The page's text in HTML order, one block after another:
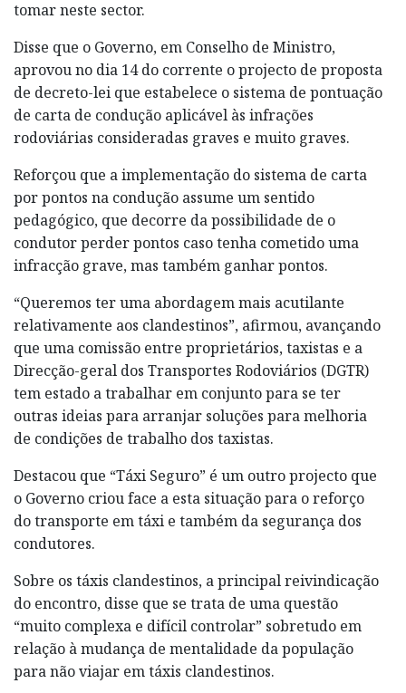
tomar neste sector.
Disse que o Governo, em Conselho de Ministro,
aprovou no dia 14 do corrente o projecto de proposta
de decreto-lei que estabelece o sistema de pontuação
de carta de condução aplicável às infrações
rodoviárias consideradas graves e muito graves.
Reforçou que a implementação do sistema de carta
por pontos na condução assume um sentido
pedagógico, que decorre da possibilidade de o
condutor perder pontos caso tenha cometido uma
infracção grave, mas também ganhar pontos.
“Queremos ter uma abordagem mais acutilante
relativamente aos clandestinos”, afirmou, avançando
que uma comissão entre proprietários, taxistas e a
Direcção-geral dos Transportes Rodoviários (DGTR)
tem estado a trabalhar em conjunto para se ter
outras ideias para arranjar soluções para melhoria
de condições de trabalho dos taxistas.
Destacou que “Táxi Seguro” é um outro projecto que
o Governo criou face a esta situação para o reforço
do transporte em táxi e também da segurança dos
condutores.
Sobre os táxis clandestinos, a principal reivindicação
do encontro, disse que se trata de uma questão
“muito complexa e difícil controlar” sobretudo em
relação à mudança de mentalidade da população
para não viajar em táxis clandestinos.